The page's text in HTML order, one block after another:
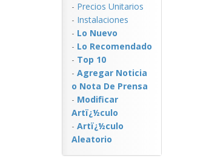
- Precios Unitarios
- Instalaciones
- Lo Nuevo
- Lo Recomendado
- Top 10
- Agregar Noticia
o Nota De Prensa
- Modificar
Artï¿½culo
- Artï¿½culo
Aleatorio